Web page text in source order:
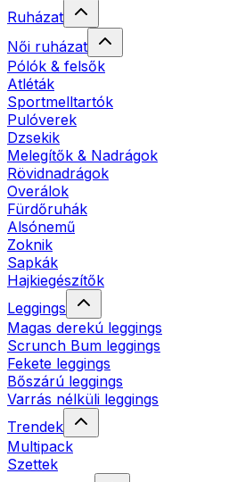
Ruházat
Női ruházat
Pólók & felsők
Atléták
Sportmelltartók
Pulóverek
Dzsekik
Melegítők & Nadrágok
Rövidnadrágok
Overálok
Fürdőruhák
Alsónemű
Zoknik
Sapkák
Hajkiegészítők
Leggings
Magas derekú leggings
Scrunch Bum leggings
Fekete leggings
Bőszárú leggings
Varrás nélküli leggings
Trendek
Multipack
Szettek